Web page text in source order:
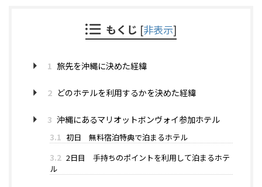
もくじ [非表示]
1 旅先を沖縄に決めた経緯
2 どのホテルを利用するかを決めた経緯
3 沖縄にあるマリオットボンヴォイ参加ホテル
3.1 初日 無料宿泊特典で泊まるホテル
3.2 2日目 手持ちのポイントを利用して泊まるホテ
ル